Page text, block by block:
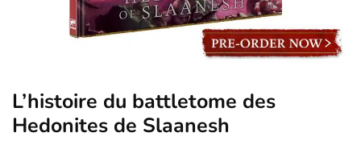
L’histoire du battletome des
Hedonites de Slaanesh